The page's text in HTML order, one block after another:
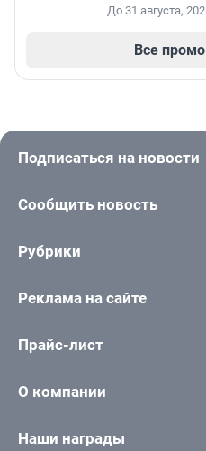
До 31 августа,
Все
Подписаться на новости
Сообщить новость
Рубрики
Реклама на сайте
Прайс-лист
О компании
Наши награды